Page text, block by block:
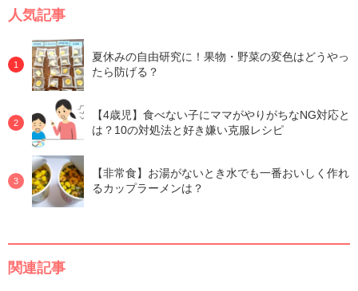
人気記事
夏休みの自由研究に！果物・野菜の変色はどうやっ
たら防げる？
【4歳児】食べない子にママがやりがちなNG対応と
は？10の対処法と好き嫌い克服レシピ
【非常食】お湯がないとき水でも一番おいしく作れ
るカップラーメンは？
関連記事